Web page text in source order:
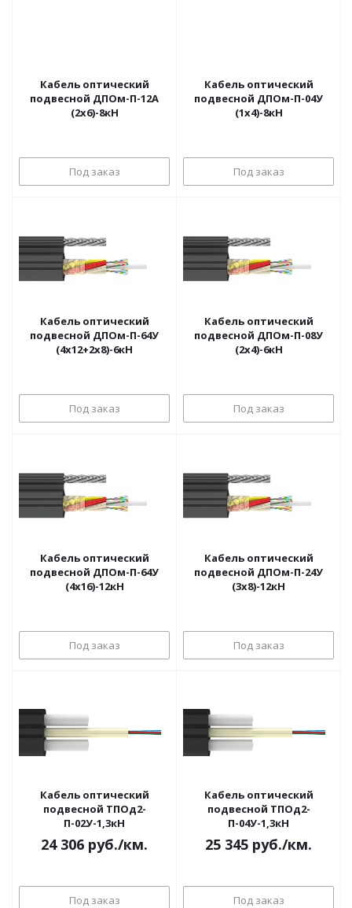
Кабель оптический
подвесной ДПОм-П-12А
(2х6)-8кН
Под заказ
Кабель оптический
подвесной ДПОм-П-04У
(1х4)-8кН
Под заказ
Кабель оптический
подвесной ДПОм-П-64У
(4х12+2х8)-6кН
Под заказ
Кабель оптический
подвесной ДПОм-П-08У
(2х4)-6кН
Под заказ
Кабель оптический
подвесной ДПОм-П-64У
(4х16)-12кН
Под заказ
Кабель оптический
подвесной ДПОм-П-24У
(3х8)-12кН
Под заказ
Кабель оптический
подвесной ТПОд2-
П-02У-1,3кН
24 306 руб./км.
Под заказ
Кабель оптический
подвесной ТПОд2-
П-04У-1,3кН
25 345 руб./км.
Под заказ